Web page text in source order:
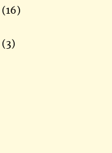
(16)
(3)